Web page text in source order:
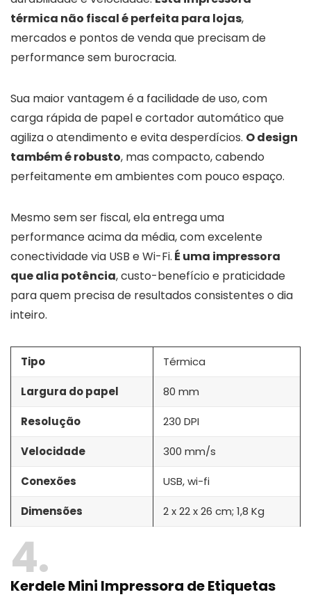
térmica não fiscal é perfeita para lojas,
mercados e pontos de venda que precisam de
performance sem burocracia.
Sua maior vantagem é a facilidade de uso, com
carga rápida de papel e cortador automático que
agiliza o atendimento e evita desperdícios. O design
também é robusto, mas compacto, cabendo
perfeitamente em ambientes com pouco espaço.
Mesmo sem ser fiscal, ela entrega uma
performance acima da média, com excelente
conectividade via USB e Wi-Fi. É uma impressora
que alia potência, custo-benefício e praticidade
para quem precisa de resultados consistentes o dia
inteiro.
Tipo Térmica
Largura do papel 80 mm
Resolução 230 DPI
Velocidade 300 mm/s
Conexões USB, wi-fi
Dimensões 2 x 22 x 26 cm; 1,8 Kg
4
Kerdele Mini Impressora de Etiquetas